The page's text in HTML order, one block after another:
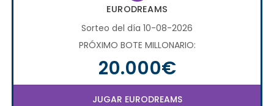
EURODREAMS
Sorteo del día 10-08-2026
PRÓXIMO BOTE MILLONARIO:
20.000€
JUGAR EURODREAMS